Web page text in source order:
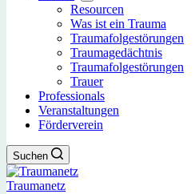
Resourcen
Was ist ein Trauma
Traumafolgestörungen
Traumagedächtnis
Traumafolgestörungen
Trauer
Professionals
Veranstaltungen
Förderverein
Suchen
Traumanetz